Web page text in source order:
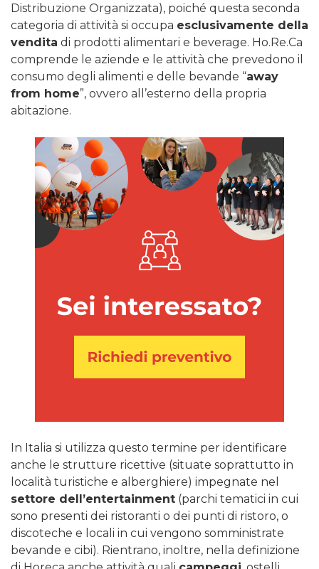
Distribuzione Organizzata), poiché questa seconda
categoria di attività si occupa esclusivamente della
vendita di prodotti alimentari e beverage. Ho.Re.Ca
comprende le aziende e le attività che prevedono il
consumo degli alimenti e delle bevande “away
from home”, ovvero all’esterno della propria
abitazione.
In Italia si utilizza questo termine per identificare
anche le strutture ricettive (situate soprattutto in
località turistiche e alberghiere) impegnate nel
settore dell’entertainment (parchi tematici in cui
sono presenti dei ristoranti o dei punti di ristoro, o
discoteche e locali in cui vengono somministrate
bevande e cibi). Rientrano, inoltre, nella definizione